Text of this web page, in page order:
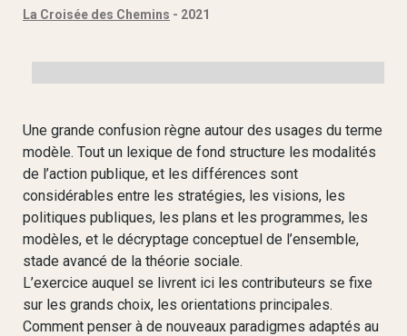
La Croisée des Chemins - 2021
Une grande confusion règne autour des usages du terme
modèle. Tout un lexique de fond structure les modalités
de l’action publique, et les différences sont
considérables entre les stratégies, les visions, les
politiques publiques, les plans et les programmes, les
modèles, et le décryptage conceptuel de l’ensemble,
stade avancé de la théorie sociale.
L’exercice auquel se livrent ici les contributeurs se fixe
sur les grands choix, les orientations principales.
Comment penser à de nouveaux paradigmes adaptés au